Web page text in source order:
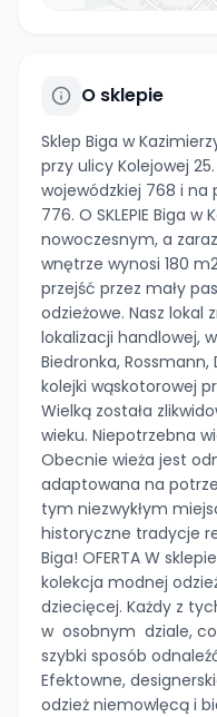
O sklepie
Sklep Biga w
przy ulicy Kolejowej
wojewódzkiej 768 i na
776. O SKLEPIE Biga
nowoczesnym, a
wnętrze wynosi 180
przejść przez mały
odzieżowe. Nasz lokal
lokalizacji handlowej,
Biedronka,
kolejki wąskotorowej
Wielką została
wieku. Niepotrzebna
Obecnie wieża jest
adaptowana na
tym niezwykłym
historyczne tradycje
Biga! OFERTA W
kolekcja modnej
dziecięcej. Każdy z
w osobnym dziale,
szybki sposób
Efektowne,
odzież niemowlęcą i